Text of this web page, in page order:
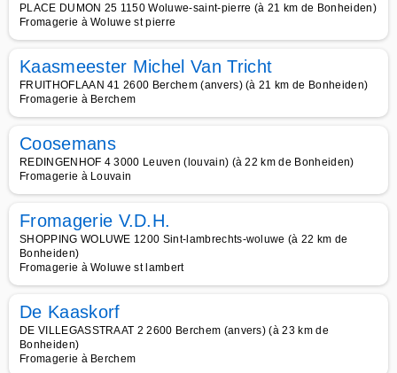
PLACE DUMON 25 1150 Woluwe-saint-pierre (à 21 km de Bonheiden)
Fromagerie à Woluwe st pierre
Kaasmeester Michel Van Tricht
FRUITHOFLAAN 41 2600 Berchem (anvers) (à 21 km de Bonheiden)
Fromagerie à Berchem
Coosemans
REDINGENHOF 4 3000 Leuven (louvain) (à 22 km de Bonheiden)
Fromagerie à Louvain
Fromagerie V.D.H.
SHOPPING WOLUWE 1200 Sint-lambrechts-woluwe (à 22 km de
Bonheiden)
Fromagerie à Woluwe st lambert
De Kaaskorf
DE VILLEGASSTRAAT 2 2600 Berchem (anvers) (à 23 km de
Bonheiden)
Fromagerie à Berchem